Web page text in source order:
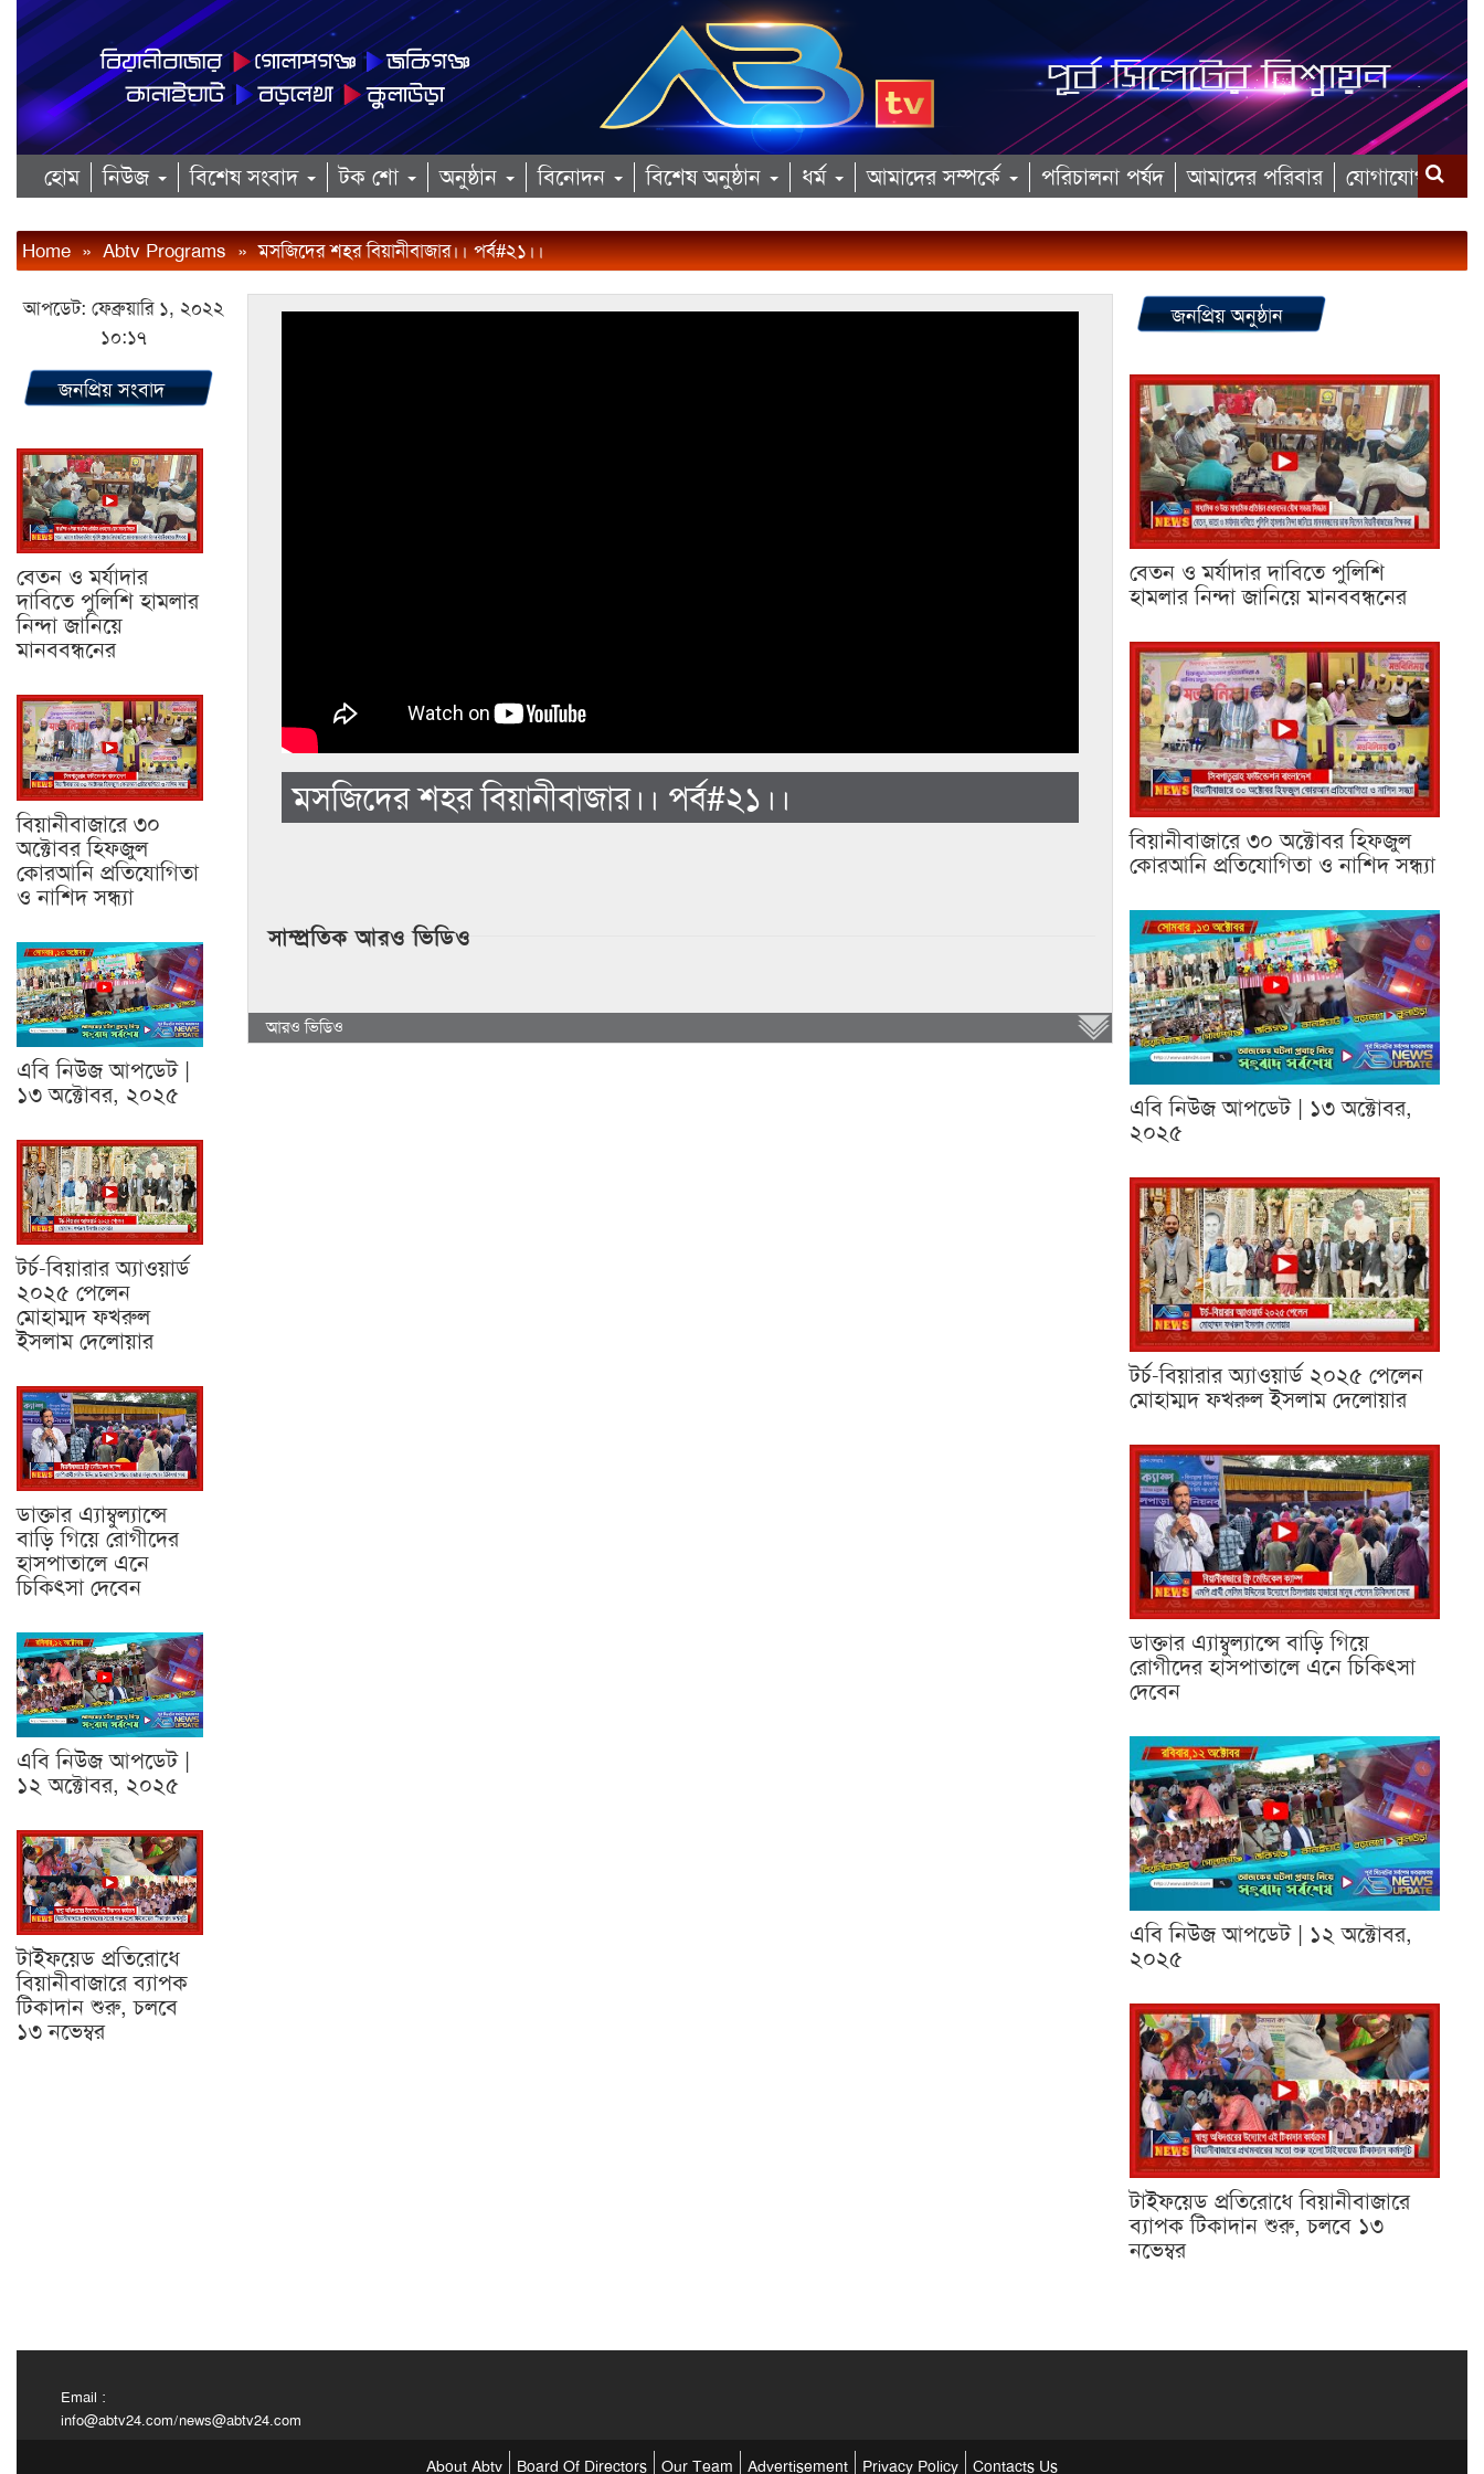
হোম নিউজ বিশেষ সংবাদ টক শো অনুষ্ঠান বিনোদন বিশেষ অনুষ্ঠান ধর্ম আমাদের সম্পর্কে পরিচালনা পর্ষদ আমাদের পরিবার যোগাযোগ
Home » Abtv Programs » মসজিদের শহর বিয়ানীবাজার।। পর্ব#২১।।
আপডেট: ফেব্রুয়ারি ১, ২০২২
১০:১৭
জনপ্রিয় সংবাদ
বেতন ও মর্যাদার
দাবিতে পুলিশি হামলার
নিন্দা জানিয়ে
মানববন্ধনের
বিয়ানীবাজারে ৩০
অক্টোবর হিফজুল
কোরআনি প্রতিযোগিতা
ও নাশিদ সন্ধ্যা
এবি নিউজ আপডেট |
১৩ অক্টোবর, ২০২৫
টর্চ-বিয়ারার অ্যাওয়ার্ড
২০২৫ পেলেন
মোহাম্মদ ফখরুল
ইসলাম দেলোয়ার
ডাক্তার এ্যাম্বুল্যান্সে
বাড়ি গিয়ে রোগীদের
হাসপাতালে এনে
চিকিৎসা দেবেন
এবি নিউজ আপডেট |
১২ অক্টোবর, ২০২৫
টাইফয়েড প্রতিরোধে
বিয়ানীবাজারে ব্যাপক
টিকাদান শুরু, চলবে
১৩ নভেম্বর
মসজিদের শহর বিয়ানীবাজার।। পর্ব#২১।।
সাম্প্রতিক আরও ভিডিও
আরও ভিডিও
জনপ্রিয় অনুষ্ঠান
বেতন ও মর্যাদার দাবিতে পুলিশি
হামলার নিন্দা জানিয়ে মানববন্ধনের
বিয়ানীবাজারে ৩০ অক্টোবর হিফজুল
কোরআনি প্রতিযোগিতা ও নাশিদ সন্ধ্যা
এবি নিউজ আপডেট | ১৩ অক্টোবর,
২০২৫
টর্চ-বিয়ারার অ্যাওয়ার্ড ২০২৫ পেলেন
মোহাম্মদ ফখরুল ইসলাম দেলোয়ার
ডাক্তার এ্যাম্বুল্যান্সে বাড়ি গিয়ে
রোগীদের হাসপাতালে এনে চিকিৎসা
দেবেন
এবি নিউজ আপডেট | ১২ অক্টোবর,
২০২৫
টাইফয়েড প্রতিরোধে বিয়ানীবাজারে
ব্যাপক টিকাদান শুরু, চলবে ১৩
নভেম্বর
Email :
info@abtv24.com/news@abtv24.com
About Abtv Board Of Directors Our Team Advertisement Privacy Policy Contacts Us